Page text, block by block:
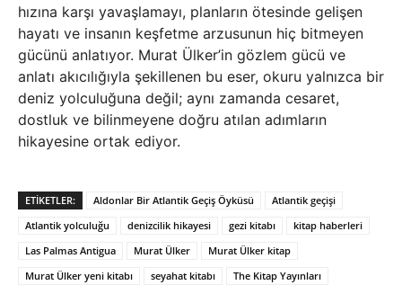
hızına karşı yavaşlamayı, planların ötesinde gelişen
hayatı ve insanın keşfetme arzusunun hiç bitmeyen
gücünü anlatıyor. Murat Ülker’in gözlem gücü ve
anlatı akıcılığıyla şekillenen bu eser, okuru yalnızca bir
deniz yolculuğuna değil; aynı zamanda cesaret,
dostluk ve bilinmeyene doğru atılan adımların
hikayesine ortak ediyor.
ETIKETLER: Aldonlar Bir Atlantik Geçiş Öyküsü
Atlantik geçişi
Atlantik yolculuğu
denizcilik hikayesi gezi kitabı
kitap haberleri
Las Palmas Antigua
Murat Ülker
Murat Ülker kitap
Murat Ülker yeni kitabı
seyahat kitabı The Kitap Yayınları